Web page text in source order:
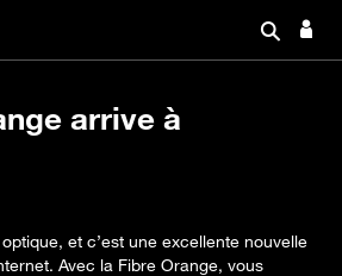
arrive à
et c’est une excellente nouvelle
Avec la Fibre Orange, vous